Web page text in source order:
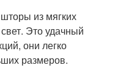
из мягких
Это удачный
они легко
размеров.